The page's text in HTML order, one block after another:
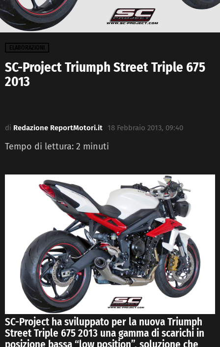
ELABORAZIONI
SC-Project Triumph Street Triple 675
2013
di Redazione ReportMotori.it 18 Febbraio 2013, 09:40
Tempo di lettura: 2 minuti
SC-Project ha sviluppato per la nuova Triumph
Street Triple 675 2013 una gamma di scarichi in